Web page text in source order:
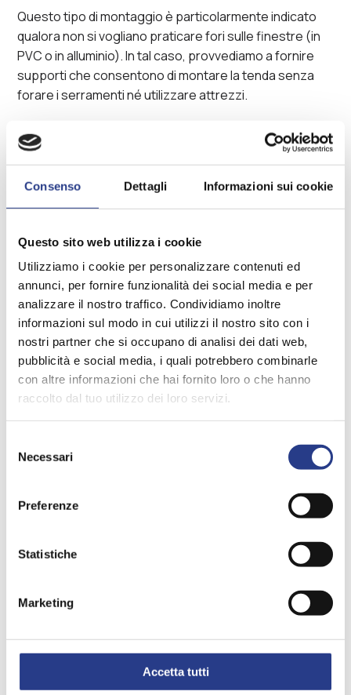
Consenso Dettagli Informazioni sui cookie
Questo sito web utilizza i cookie
Utilizziamo i cookie per personalizzare contenuti ed
annunci, per fornire funzionalità dei social media e per
analizzare il nostro traffico. Condividiamo inoltre
informazioni sul modo in cui utilizzi il nostro sito con i
nostri partner che si occupano di analisi dei dati web,
pubblicità e social media, i quali potrebbero combinarle
con altre informazioni che hai fornito loro o che hanno
raccolto dal tuo utilizzo dei loro servizi.
delNecessari
Preferenze
Statistiche
Marketing
Accetta tutti
larghezza.
Solitamente, si tende ad aggiungere circa 15-
20 cm da entrambi i lati, in modo da garantire
una copertura completa.
che non combaciano tra di loro, a causa di
dislivelli presenti lungo le pareti, oppure il
pavimento, è preferibile misurare la finestra in
tre punti, ovvero ai due lati ed al centro, in
modo da ridurre al minimo le possibilità di
Questo tipo di montaggio è particolarmente indicato
qualora non si vogliano praticare fori sulle finestre (in
PVC o in alluminio). In tal caso, provvediamo a fornire
supporti che consentono di montare la tenda senza
forare i serramenti né utilizzare attrezzi.
Come calcolare la larghezza della tenda
La larghezza della tenda (Lt) è uguale alla
Come calcolare l'altezza della tenda